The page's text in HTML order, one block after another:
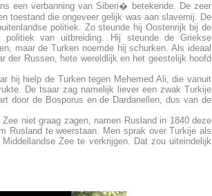
een verbanning van Siberi� betekende. De zeer
toestand die ongeveer gelijk was aan slavernij. De
politiek. Zo steunde hij Oostenrijk bij de
van uitbreiding. Hij steunde de Griekse
maar de Turken noemde hij schurken. Als ideaal
der Russen, hete wereldlijk en het geestelijk hoofd
hij hielp de Turken tegen Mehemed Ali, die vanuit
De tsaar zag namelijk liever een zwak Turkije
door de Bosporus en de Dardanellen, dus van de
niet graag zagen, namen Rusland in 1840 deze
Rusland te weerstaan. Men sprak over Turkije als
Zee te verkrijgen. Dat zou uiteindelijk